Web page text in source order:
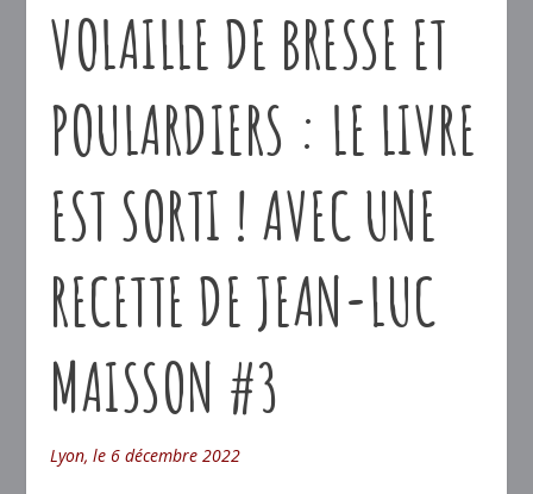
VOLAILLE DE BRESSE ET
POULARDIERS : LE LIVRE
EST SORTI ! AVEC UNE
RECETTE DE JEAN-LUC
MAISSON #3
Lyon, le 6 décembre 2022